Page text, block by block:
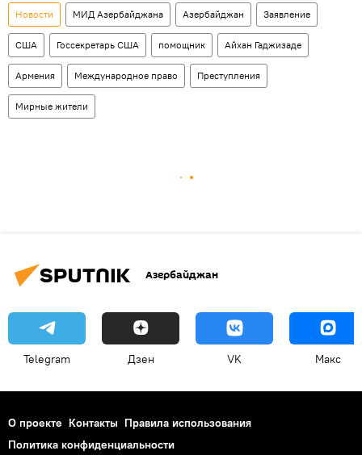
Новости МИД Азербайджана Азербайджан Заявление
США Госсекретарь США помощник Айхан Гаджизаде
Армения Международное право Преступления
Мирные жители
Азербайджан
Telegram Дзен VK Макс
О проекте Контакты Правила использования
Политика конфиденциальности